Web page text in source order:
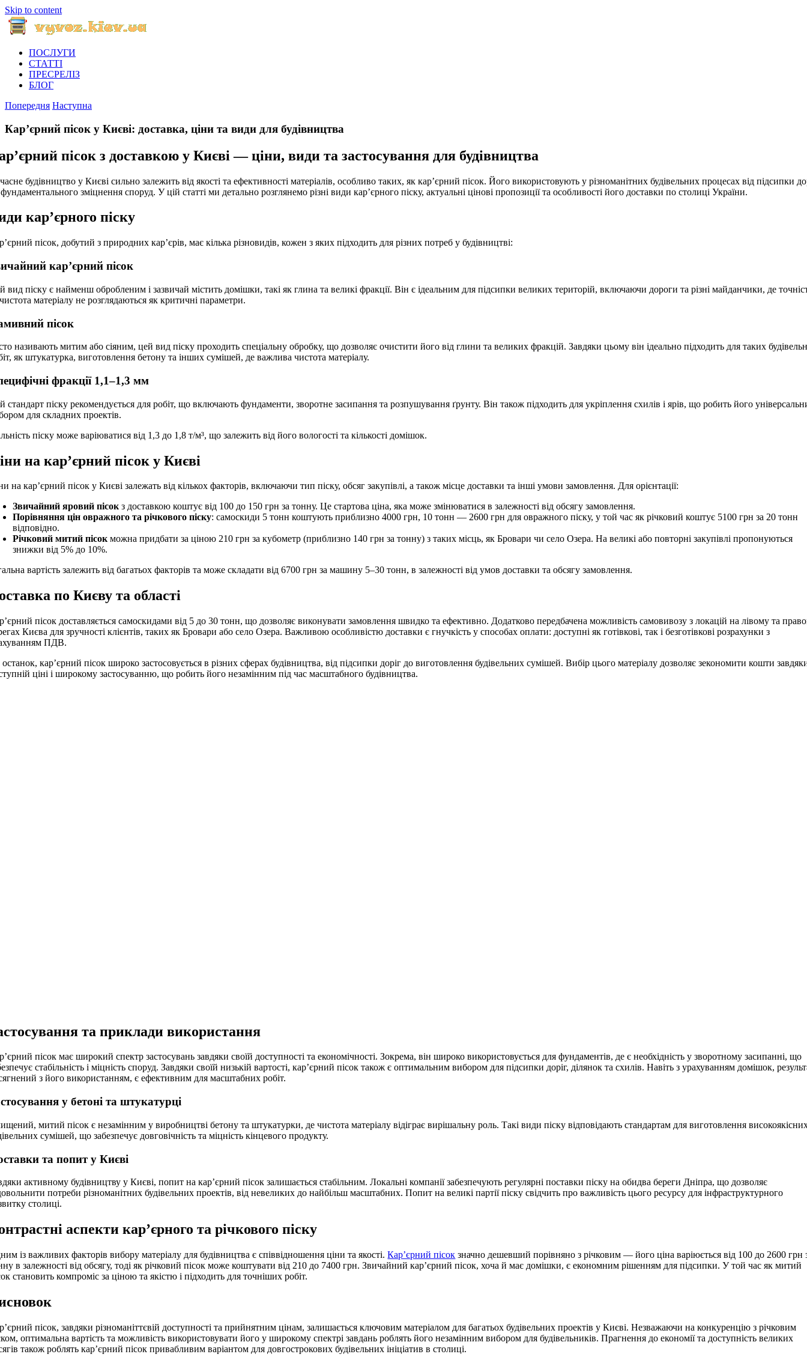
Skip to content
ПОСЛУГИ
СТАТТІ
ПРЕСРЕЛІЗ
БЛОГ
Попередня Наступна
Кар’єрний пісок у Києві: доставка, ціни та види для будівництва
пісок з доставкою у Києві — ціни, види та застосування для будівництва
будівництво у Києві сильно залежить від якості та ефективності матеріалів, особливо таких, як кар’єрний пісок. Його використовують у різноманітних будівельних процесах від підсипки
зміцнення споруд. У цій статті ми детально розглянемо різні види кар’єрного піску, актуальні цінові пропозиції та особливості його доставки по столиці України.
кар’єрного піску
пісок, добутий з природних кар’єрів, має кілька різновидів, кожен з яких підходить для різних потреб у будівництві:
кар’єрний пісок
вид піску є найменш обробленим і зазвичай містить домішки, такі як глина та великі фракції. Він є ідеальним для підсипки великих територій, включаючи дороги та різні майданчики, де
матеріалу не розглядаються як критичні параметри.
пісок
називають митим або сіяним, цей вид піску проходить спеціальну обробку, що дозволяє очистити його від глини та великих фракцій. Завдяки цьому він ідеально підходить для таких
як штукатурка, виготовлення бетону та інших сумішей, де важлива чистота матеріалу.
фракції 1,1–1,3 мм
стандарт піску рекомендується для робіт, що включають фундаменти, зворотне засипання та розпушування ґрунту. Він також підходить для укріплення схилів і ярів, що робить його
для складних проектів.
піску може варіюватися від 1,3 до 1,8 т/м³, що залежить від його вологості та кількості домішок.
на кар’єрний пісок у Києві
на кар’єрний пісок у Києві залежать від кількох факторів, включаючи тип піску, обсяг закупівлі, а також місце доставки та інші умови замовлення. Для орієнтації:
Звичайний яровий пісокз доставкою коштує від 100 до 150 грн за тонну. Це стартова ціна, яка може змінюватися в залежності від обсягу замовлення.
Порівняння цін овражного та річкового піску: самоскиди 5 тонн коштують приблизно 4000 грн, 10 тонн — 2600 грн для овражного піску, у той час як річковий коштує 5100 грн за 20 тонн
відповідно.
Річковий митий пісокможна придбати за ціною 210 грн за кубометр (приблизно 140 грн за тонну) з таких місць, як Бровари чи село Озера. На великі або повторні закупівлі пропонуються
знижки від 5% до 10%.
вартість залежить від багатьох факторів та може складати від 6700 грн за машину 5–30 тонн, в залежності від умов доставки та обсягу замовлення.
по Києву та області
пісок доставляється самоскидами від 5 до 30 тонн, що дозволяє виконувати замовлення швидко та ефективно. Додатково передбачена можливість самовивозу з локацій на лівому та
Києва для зручності клієнтів, таких як Бровари або село Озера. Важливою особливістю доставки є гнучкість у способах оплати: доступні як готівкові, так і безготівкові розрахунки з
ПДВ.
кар’єрний пісок широко застосовується в різних сферах будівництва, від підсипки доріг до виготовлення будівельних сумішей. Вибір цього матеріалу дозволяє зекономити кошти
ціні і широкому застосуванню, що робить його незамінним під час масштабного будівництва.
та приклади використання
пісок має широкий спектр застосувань завдяки своїй доступності та економічності. Зокрема, він широко використовується для фундаментів, де є необхідність у зворотному засипанні, що
стабільність і міцність споруд. Завдяки своїй низькій вартості, кар’єрний пісок також є оптимальним вибором для підсипки доріг, ділянок та схилів. Навіть з урахуванням домішок,
з його використанням, є ефективним для масштабних робіт.
у бетоні та штукатурці
митий пісок є незамінним у виробництві бетону та штукатурки, де чистота матеріалу відіграє вирішальну роль. Такі види піску відповідають стандартам для виготовлення
сумішей, що забезпечує довговічність та міцність кінцевого продукту.
та попит у Києві
активному будівництву у Києві, попит на кар’єрний пісок залишається стабільним. Локальні компанії забезпечують регулярні поставки піску на обидва береги Дніпра, що дозволяє
потреби різноманітних будівельних проектів, від невеликих до найбільш масштабних. Попит на великі партії піску свідчить про важливість цього ресурсу для інфраструктурного
столиці.
аспекти кар’єрного та річкового піску
із важливих факторів вибору матеріалу для будівництва є співвідношення ціни та якості.Кар’єрний пісок значно дешевший порівняно з річковим — його ціна варіюється від 100 до 2600 грн
в залежності від обсягу, тоді як річковий пісок може коштувати від 210 до 7400 грн. Звичайний кар’єрний пісок, хоча й має домішки, є економним рішенням для підсипки. У той час як митий
становить компроміс за ціною та якістю і підходить для точніших робіт.
пісок, завдяки різноманіттєвій доступності та прийнятним цінам, залишається ключовим матеріалом для багатьох будівельних проектів у Києві. Незважаючи на конкуренцію з річковим
оптимальна вартість та можливість використовувати його у широкому спектрі завдань роблять його незамінним вибором для будівельників. Прагнення до економії та доступність великих
також роблять кар’єрний пісок привабливим варіантом для довгострокових будівельних ініціатив в столиці.